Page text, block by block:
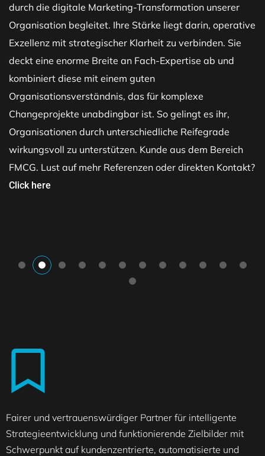
durch die digitale Marketing-Transformation unserer
Organisation begleitet. Ihre Stärke liegt darin, operative
Exzellenz mit strategischer Klarheit zu verbinden. Sie
deckt eine enorme Breite an Fach-Expertise ab und
kombiniert diese mit einem guten
Organisationsverständnis, das für komplexe
Changeprojekte unabdingbar ist. So gelingt es ihr,
Organisationen durch unterschiedliche Reifegrade
wirkungsvoll zu unterstützen. Kunde aus dem Bereich
FMCG. Lust auf mehr Referenzen oder direkten Kontakt?
Click here
Fairer und vertrauenswürdiger Partner für intelligente
Strategieentwicklung und funktionierende Zielbilder mit
Schwerpunkt auf kundenzentrierte, automatisierte und